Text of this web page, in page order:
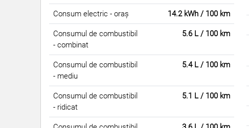
Consum electric - oraș 14.2 kWh / 100 km
Consumul de combustibil
- combinat
5.6 L / 100 km
Consumul de combustibil
- mediu
5.4 L / 100 km
Consumul de combustibil
- ridicat
5.1 L / 100 km